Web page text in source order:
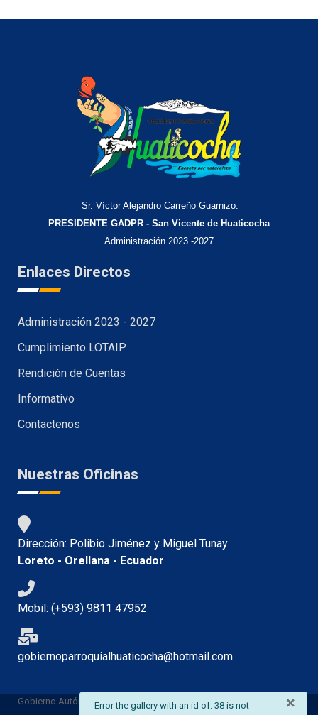
×
info
Error the gallery with an id of: 38 is not
Sr. Víctor Alejandro Carreño Guarnizo.
PRESIDENTE GADPR - San Vicente de Huaticocha
Administración 2023 -2027
Enlaces Directos
Administración 2023 - 2027
Cumplimiento LOTAIP
Rendición de Cuentas
Informativo
Contactenos
Nuestras Oficinas
Dirección: Polibio Jiménez y Miguel Tunay
Loreto - Orellana - Ecuador
Mobil: (+593) 9811 47952
gobiernoparroquialhuaticocha@hotmail.com
Gobierno Autónomo Descentralizado Parroquial Rural San Vicente de